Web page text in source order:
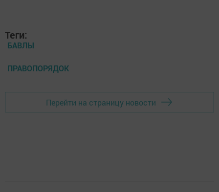
Теги:
БАВЛЫ
ПРАВОПОРЯДОК
Перейти на страницу новости